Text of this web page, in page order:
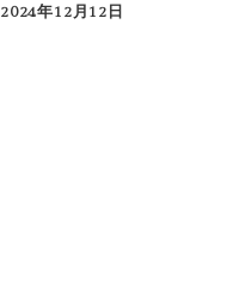
投稿日
2024年12月12日